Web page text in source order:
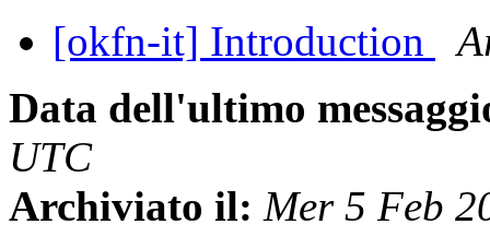
[okfn-it] Introduction
Data dell'ultimo
UTC
Archiviato il: Mer 5 Feb